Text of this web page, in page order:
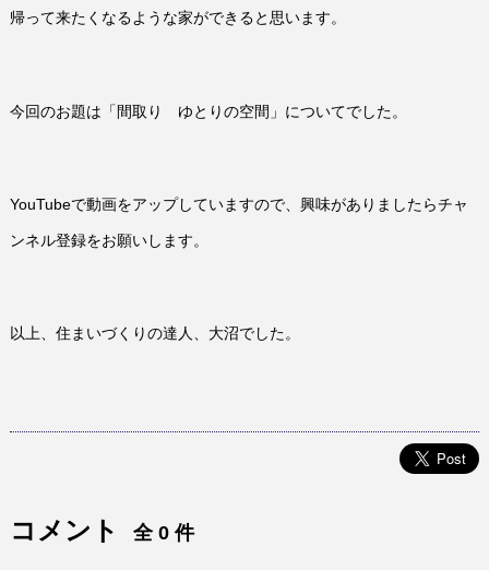
帰って来たくなるような家ができると思います。
今回のお題は「間取り ゆとりの空間」についてでした。
YouTubeで動画をアップしていますので、興味がありましたらチャ
ンネル登録をお願いします。
以上、住まいづくりの達人、大沼でした。
コメント 全 0 件